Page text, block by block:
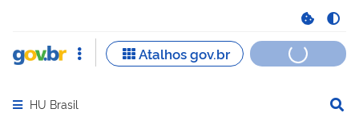
Abrir menu principal de navegação
HU Brasil